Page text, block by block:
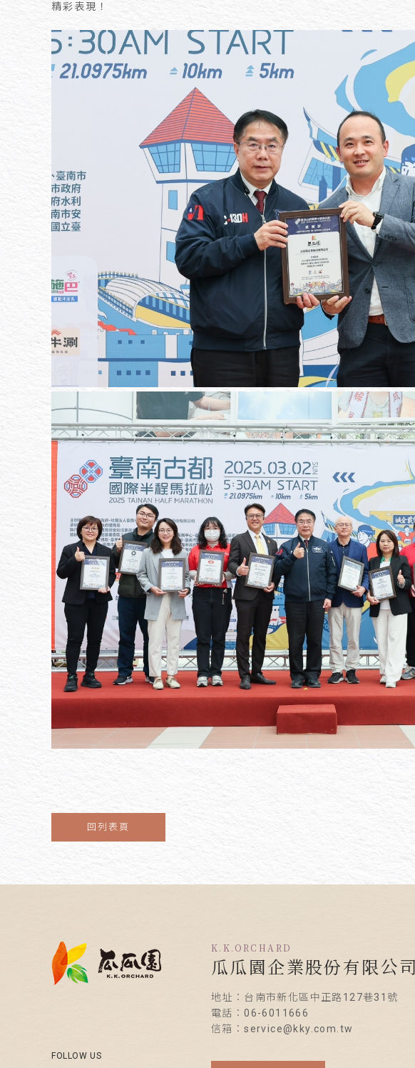
精彩表現！
回列表頁
FOLLOW US
K.K.ORCHARD
瓜瓜園企業股份有限公司
地址：台南市新化區中正路127巷31號
電話：06-6011666
信箱：service@kky.com.tw